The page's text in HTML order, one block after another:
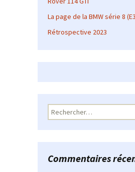
La page de la BMW série 8
Rétrospective 2023
Rechercher :
Commentaires